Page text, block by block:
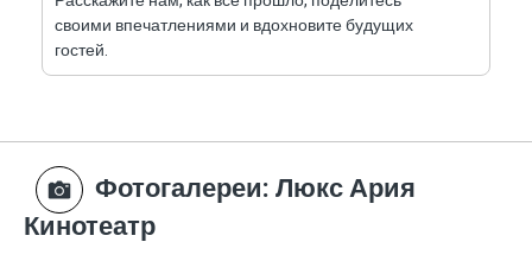
Друзей и компаний – аренда двух сьютов для
общего, но приватного отдыха.
Любителей роскоши и комфорта – для тех, кто
Итог
Aria Cinema Suites в Дальтоне – это не просто
своими впечатлениями и вдохновите будущих
гостей.
Фотогалереи: Люкс Ария
Кинотеатр